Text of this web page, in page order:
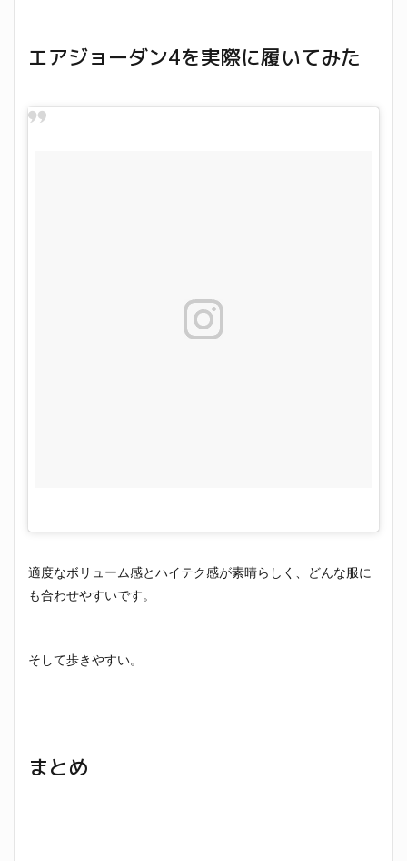
エアジョーダン4を実際に履いてみた
適度なボリューム感とハイテク感が素晴らしく、どんな服に
も合わせやすいです。
そして歩きやすい。
まとめ